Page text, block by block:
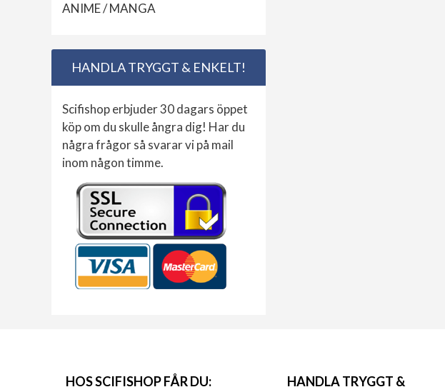
ANIME / MANGA
HANDLA TRYGGT & ENKELT!
Scifishop erbjuder 30 dagars öppet
köp om du skulle ångra dig! Har du
några frågor så svarar vi på mail
inom någon timme.
HOS SCIFISHOP FÅR DU:
HANDLA TRYGGT &